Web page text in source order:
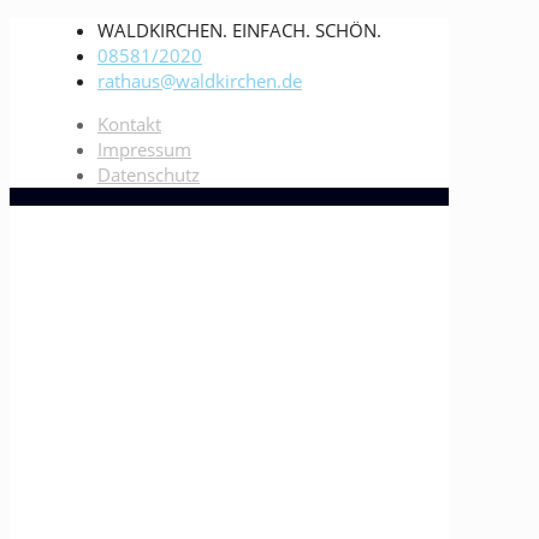
WALDKIRCHEN. EINFACH. SCHÖN.
08581/2020
rathaus@waldkirchen.de
Kontakt
Impressum
Datenschutz